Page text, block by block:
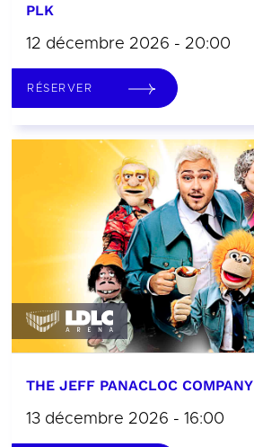
PLK
12 décembre 2026 - 20:00
RÉSERVER
THE JEFF PANACLOC COMPANY
13 décembre 2026 - 16:00